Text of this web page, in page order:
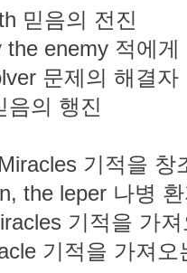
믿음의 전진
the enemy 적에
문제의 해결자
음의 행진
기적을 창
the leper 나병
기적을 가
기적을 가져오